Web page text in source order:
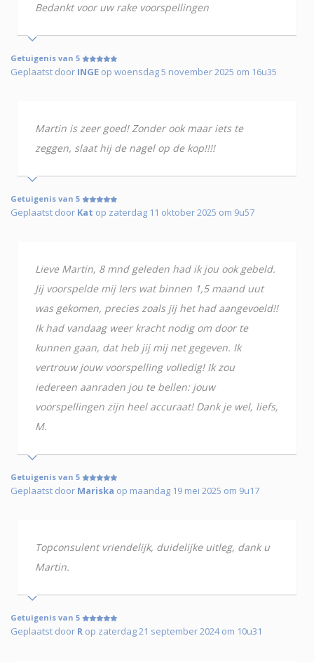
Bedankt voor uw rake voorspellingen
Getuigenis van 5
Geplaatst door INGE op woensdag 5 november 2025 om 16u35
Martin is zeer goed! Zonder ook maar iets te
zeggen, slaat hij de nagel op de kop!!!!
Getuigenis van 5
Geplaatst door Kat op zaterdag 11 oktober 2025 om 9u57
Lieve Martin, 8 mnd geleden had ik jou ook gebeld.
Jij voorspelde mij Iers wat binnen 1,5 maand uut
was gekomen, precies zoals jij het had aangevoeld!!
Ik had vandaag weer kracht nodig om door te
kunnen gaan, dat heb jij mij net gegeven. Ik
vertrouw jouw voorspelling volledig! Ik zou
iedereen aanraden jou te bellen: jouw
voorspellingen zijn heel accuraat! Dank je wel, liefs,
M.
Getuigenis van 5
Geplaatst door Mariska op maandag 19 mei 2025 om 9u17
Topconsulent vriendelijk, duidelijke uitleg, dank u
Martin.
Getuigenis van 5
Geplaatst door R op zaterdag 21 september 2024 om 10u31